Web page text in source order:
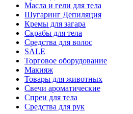
Масла и гели для тела
Шугаринг Депиляция
Кремы для загара
Скрабы для тела
Средства для волос
SALE
Торговое оборудование
Макияж
Товары для животных
Свечи ароматические
Спреи для тела
Средства для рук